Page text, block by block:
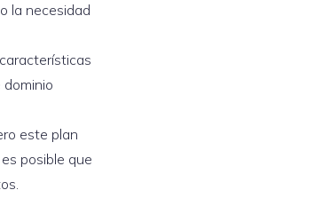
la necesidad
este plan
posible que